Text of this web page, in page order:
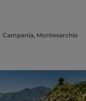
Campania, Montesarchio